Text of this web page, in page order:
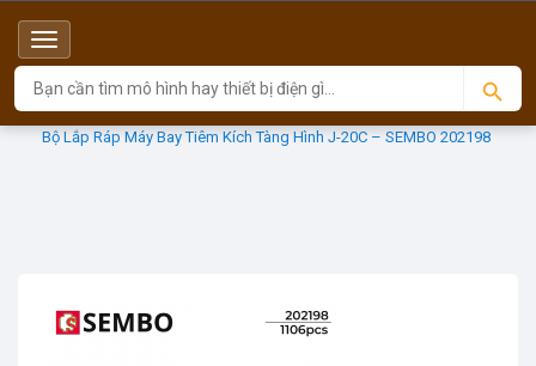
Menu
Top
Sản phẩm SEMBO BLOCK
Bộ Lắp Ráp Máy Bay Tiêm Kích Tàng Hình J-20C – SEMBO 202198